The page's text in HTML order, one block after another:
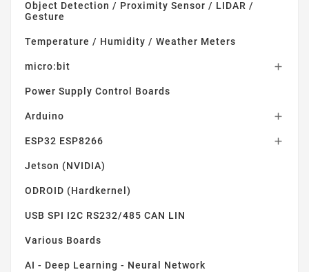
Object Detection / Proximity Sensor / LIDAR /
Gesture
Temperature / Humidity / Weather Meters
micro:bit 
Power Supply Control Boards
Arduino 
ESP32 ESP8266 
Jetson (NVIDIA)
ODROID (Hardkernel)
USB SPI I2C RS232/485 CAN LIN
Various Boards
AI - Deep Learning - Neural Network